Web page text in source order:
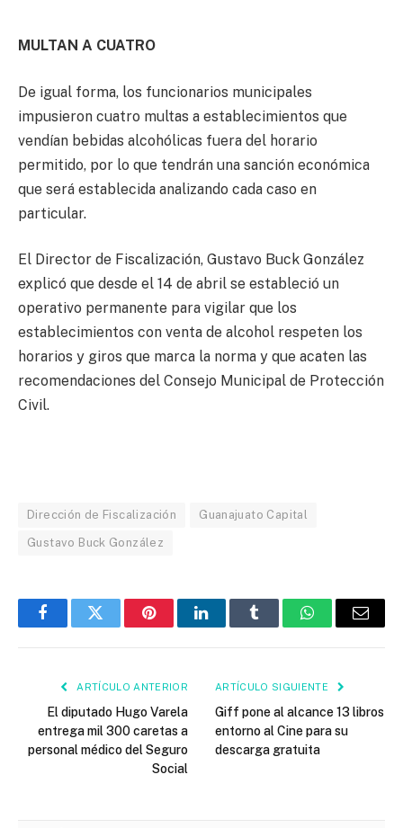
MULTAN A CUATRO
De igual forma, los funcionarios municipales
impusieron cuatro multas a establecimientos que
vendían bebidas alcohólicas fuera del horario
permitido, por lo que tendrán una sanción económica
que será establecida analizando cada caso en
particular.
El Director de Fiscalización, Gustavo Buck González
explicó que desde el 14 de abril se estableció un
operativo permanente para vigilar que los
establecimientos con venta de alcohol respeten los
horarios y giros que marca la norma y que acaten las
recomendaciones del Consejo Municipal de Protección
Civil.
Dirección de Fiscalización Guanajuato Capital
Gustavo Buck González
FacebookTwitter PinterestLinkedInTumblr WhatsAppEmail
ARTÍCULO ANTERIOR
El diputado Hugo Varela
entrega mil 300 caretas a
personal médico del Seguro
Social
ARTÍCULO SIGUIENTE
Giff pone al alcance 13 libros
entorno al Cine para su
descarga gratuita